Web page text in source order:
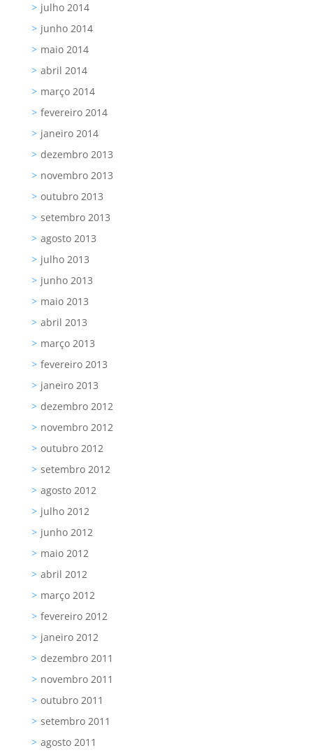
julho 2014
junho 2014
maio 2014
abril 2014
março 2014
fevereiro 2014
janeiro 2014
dezembro 2013
novembro 2013
outubro 2013
setembro 2013
agosto 2013
julho 2013
junho 2013
maio 2013
abril 2013
março 2013
fevereiro 2013
janeiro 2013
dezembro 2012
novembro 2012
outubro 2012
setembro 2012
agosto 2012
julho 2012
junho 2012
maio 2012
abril 2012
março 2012
fevereiro 2012
janeiro 2012
dezembro 2011
novembro 2011
outubro 2011
setembro 2011
agosto 2011